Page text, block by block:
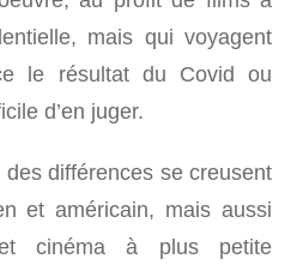
mais qui voyagent
le résultat du Covid ou
d’en juger.
différences se creusent
et américain, mais aussi
cinéma à plus petite